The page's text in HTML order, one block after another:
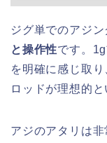
ジグ単でのアジ
と操作性です。
を明確に感じ取
ロッドが理想的と
アジのアタリは非